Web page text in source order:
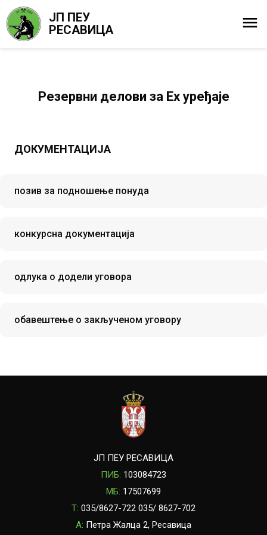
ЈП ПЕУ
РЕСАВИЦА
Резервни делови за Ех уређаје
ДОКУМЕНТАЦИЈА
позив за подношење понуда
конкурсна документација
одлука о додели уговора
обавештење о закљученом уговору
ЈП ПЕУ РЕСАВИЦА
ПИБ: 103084723
МБ: 17507699
T: 035/8627-722 035/ 8627-702
A: Петра Жалца 2, Ресавица